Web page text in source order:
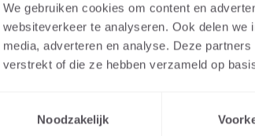
We gebruiken cookies om content en
websiteverkeer te analyseren. Ook delen
media, adverteren en analyse. Deze
verstrekt of die ze hebben verzameld op
Noodzakelijk
80 MM THICKNESS
Available colours:
Applicable to: